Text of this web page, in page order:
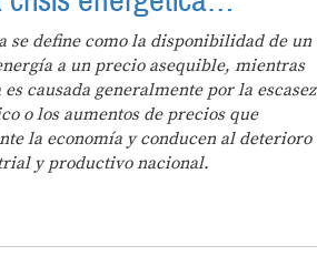
se define como la disponibilidad de un
a un precio asequible, mientras
causada generalmente por la escasez
o los aumentos de precios que
la economía y conducen al deterioro
y productivo nacional.